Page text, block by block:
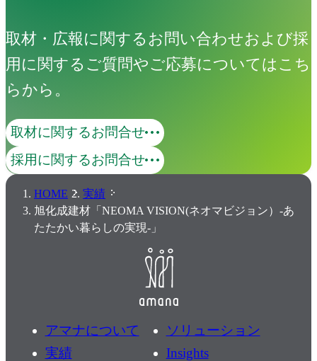
取材・広報に関するお問い合わせおよび採
用に関するご質問やご応募についてはこち
らから。
取材に関するお問合せ
採用に関するお問合せ
HOME
実績
旭化成建材「NEOMA VISION(ネオマビジョン）-あ
たたかい暮らしの実現-」
アマナについて
ソリューション
実績
Insights